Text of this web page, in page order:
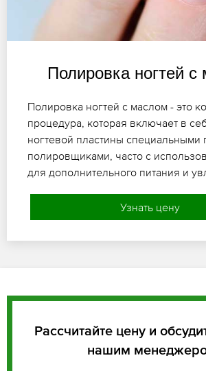
Полировка ногтей с
Полировка ногтей с маслом - это
процедура, которая включает в
ногтевой пластины специальными
полировщиками, часто с
для дополнительного питания и
Узнать цену
Рассчитайте цену и
нашим